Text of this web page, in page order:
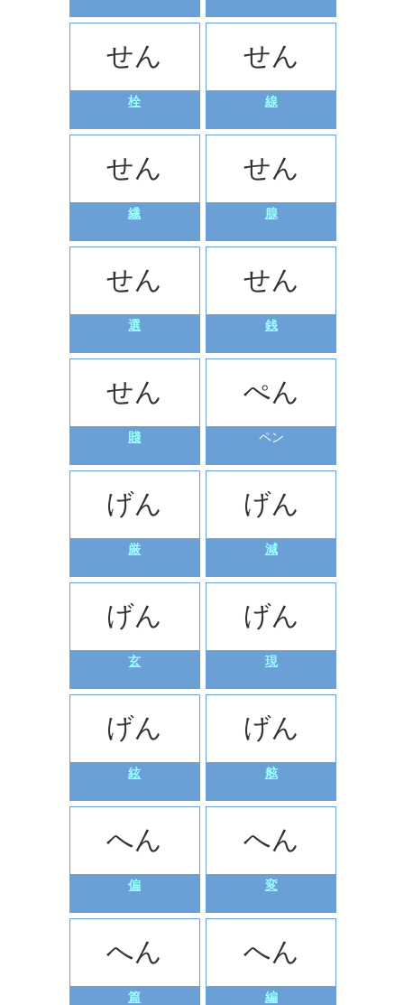
せん
栓
せん
線
せん
繊
せん
腺
せん
選
せん
銭
せん
賤
ぺん
ペン
げん
厳
げん
減
げん
玄
げん
現
げん
絃
げん
舷
へん
偏
へん
変
へん
篇
へん
編